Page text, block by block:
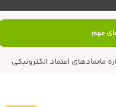
مهم
مانمادهای اعتماد الکترونیکی